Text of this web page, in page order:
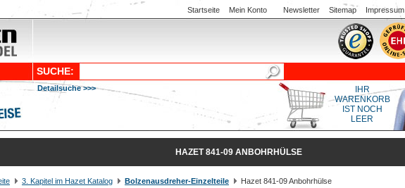
Startseite Mein Konto Newsletter Sitemap Impressum
SUCHE:
Detailsuche >>>
IHR
WARENKORB
IST NOCH
LEER
HAZET 841-09 ANBOHRHÜLSE
3. Kapitel im Hazet Katalog Bolzenausdreher-Einzelteile Hazet 841-09 Anbohrhülse